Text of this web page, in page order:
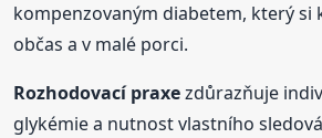
kompenzovaným diabetem, který si
občas a v malé porci.
Rozhodovací praxezdůrazňuje
glykémie a nutnost vlastního